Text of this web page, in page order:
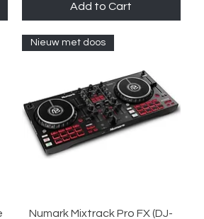
Add to Cart
Quick View
Nieuw met doos
Numark Mixtrack Pro FX (DJ-